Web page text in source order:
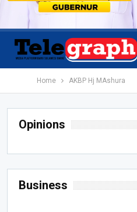
Home AKBP Hj MAshura
Opinions
Business